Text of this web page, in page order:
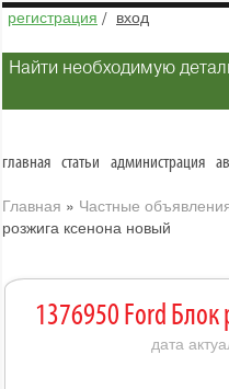
регистрация / вход
Найти необходимую
главная статьи администрация
Главная » Частные
розжига ксенона новый
1376950 Ford Блок
дата